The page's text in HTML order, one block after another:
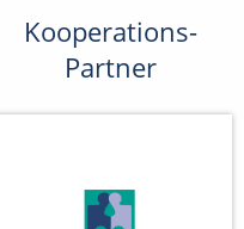
Kooperations-
Partner